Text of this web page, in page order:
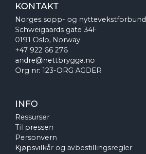
KONTAKT
Norges sopp- og nyttevekstforbund
Schweigaards gate 34F
0191 Oslo, Norway
+47 922 66 276
andre@nettbrygga.no
Org nr: 123-ORG AGDER
INFO
Ressurser
Til pressen
Personvern
Kjøpsvilkår og avbestillingsregler